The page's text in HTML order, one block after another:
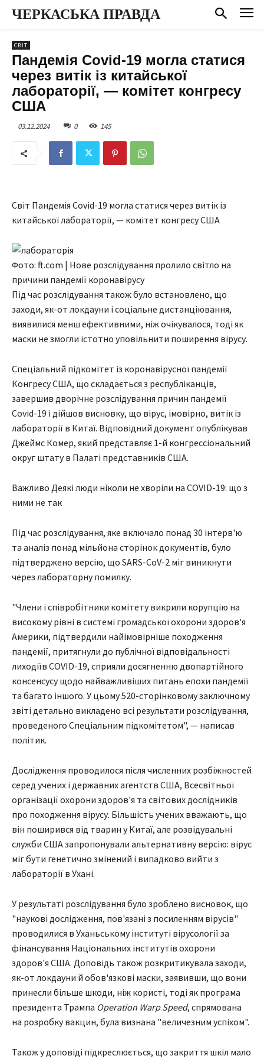
ЧЕРКАСЬКА ПРАВДА
СВІТ
Пандемія Covid-19 могла статися
через витік із китайської
лабораторії, — комітет конгресу
США
03.12.2024 0 145
Світ Пандемія Covid-19 могла статися через витік із
китайської лабораторії, — комітет конгресу США
Фото: ft.com | Нове розслідування пролило світло на
причини пандемії коронавірусу
Під час розслідування також було встановлено, що
заходи, як-от локдауни і соціальне дистанціювання,
виявилися менш ефективними, ніж очікувалося, тоді як
маски не змогли істотно уповільнити поширення вірусу.
Спеціальний підкомітет із коронавірусної пандемії
Конгресу США, що складається з республіканців,
завершив дворічне розслідування причин пандемії
Covid-19 і дійшов висновку, що вірус, імовірно, витік із
лабораторії в Китаї. Відповідний документ опублікував
Джеймс Комер, який представляє 1-й конгрессіональний
округ штату в Палаті представників США.
Важливо Деякі люди ніколи не хворіли на COVID-19: що з
ними не так
Під час розслідування, яке включало понад 30 інтерв'ю
та аналіз понад мільйона сторінок документів, було
підтверджено версію, що SARS-CoV-2 міг виникнути
через лабораторну помилку.
"Члени і співробітники комітету викрили корупцію на
високому рівні в системі громадської охорони здоров'я
Америки, підтвердили найімовірніше походження
пандемії, притягнули до публічної відповідальності
лиходіїв COVID-19, сприяли досягненню двопартійного
консенсусу щодо найважливіших питань епохи пандемії
та багато іншого. У цьому 520-сторінковому заключному
звіті детально викладено всі результати розслідування,
проведеного Спеціальним підкомітетом", — написав
політик.
Дослідження проводилося після численних розбіжностей
серед учених і державних агентств США, Всесвітньої
організації охорони здоров'я та світових дослідників
про походження вірусу. Більшість учених вважають, що
він поширився від тварин у Китаї, але розвідувальні
служби США запропонували альтернативну версію: вірус
міг бути генетично змінений і випадково вийти з
лабораторії в Ухані.
У результаті розслідування було зроблено висновок, що
"наукові дослідження, пов'язані з посиленням вірусів"
проводилися в Уханьському інституті вірусології за
фінансування Національних інститутів охорони
здоров'я США. Доповідь також розкритикувала заходи,
як-от локдауни й обов'язкові маски, заявивши, що вони
принесли більше шкоди, ніж користі, тоді як програма
президента Трампа Operation Warp Speed, спрямована
на розробку вакцин, була визнана "величезним успіхом".
Також у доповіді підкреслюється, що закриття шкіл мало